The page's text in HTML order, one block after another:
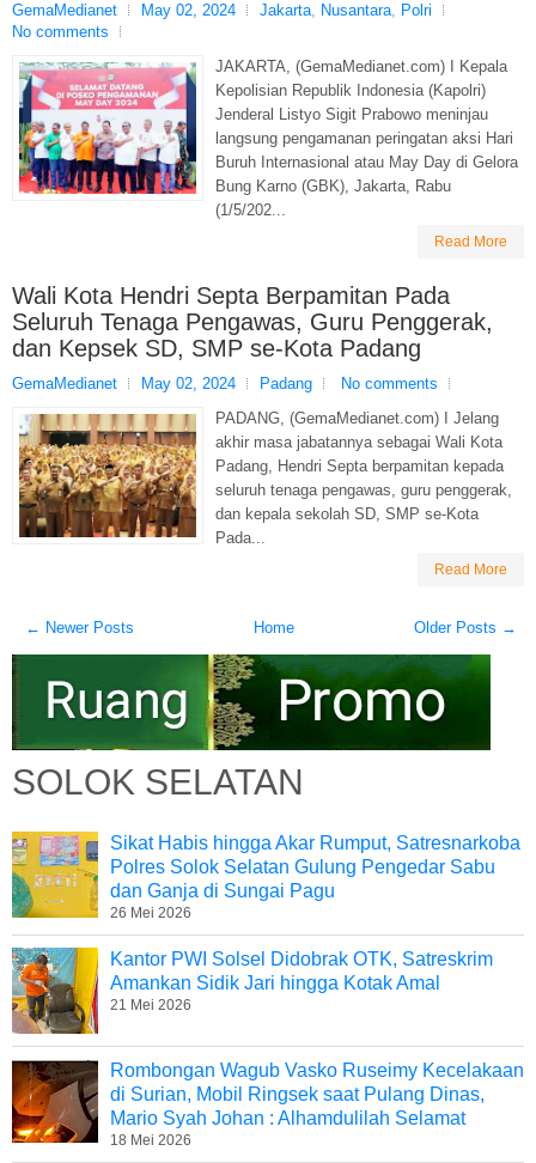
GemaMedianet May 02, 2024 Jakarta, Nusantara, Polri
No comments
JAKARTA, (GemaMedianet.com) I Kepala
Kepolisian Republik Indonesia (Kapolri)
Jenderal Listyo Sigit Prabowo meninjau
langsung pengamanan peringatan aksi Hari
Buruh Internasional atau May Day di Gelora
Bung Karno (GBK), Jakarta, Rabu
(1/5/202...
Read More
Wali Kota Hendri Septa Berpamitan Pada
Seluruh Tenaga Pengawas, Guru Penggerak,
dan Kepsek SD, SMP se-Kota Padang
GemaMedianet May 02, 2024 Padang
No comments
PADANG, (GemaMedianet.com) I Jelang
akhir masa jabatannya sebagai Wali Kota
Padang, Hendri Septa berpamitan kepada
seluruh tenaga pengawas, guru penggerak,
dan kepala sekolah SD, SMP se-Kota
Pada...
Read More
← Newer Posts Older Posts →
Home
SOLOK SELATAN
Sikat Habis hingga Akar Rumput, Satresnarkoba
Polres Solok Selatan Gulung Pengedar Sabu
dan Ganja di Sungai Pagu
26 Mei 2026
Kantor PWI Solsel Didobrak OTK, Satreskrim
Amankan Sidik Jari hingga Kotak Amal
21 Mei 2026
Rombongan Wagub Vasko Ruseimy Kecelakaan
di Surian, Mobil Ringsek saat Pulang Dinas,
Mario Syah Johan : Alhamdulilah Selamat
18 Mei 2026